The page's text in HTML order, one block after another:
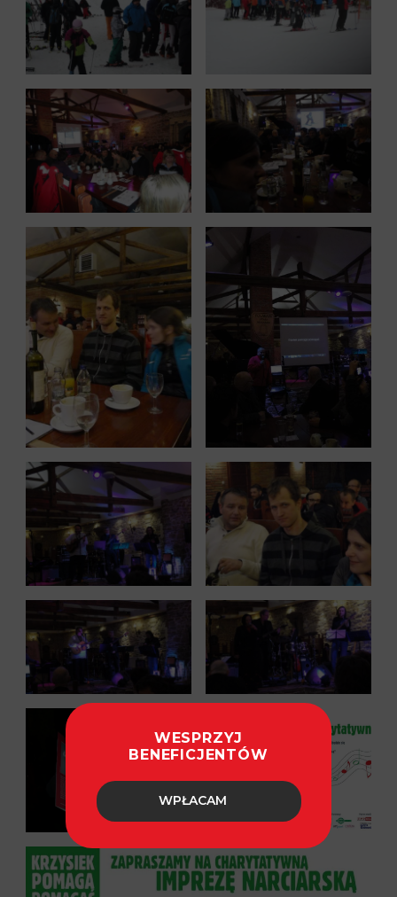
WESPRZYJ
BENEFICJENTÓW
WPŁACAM